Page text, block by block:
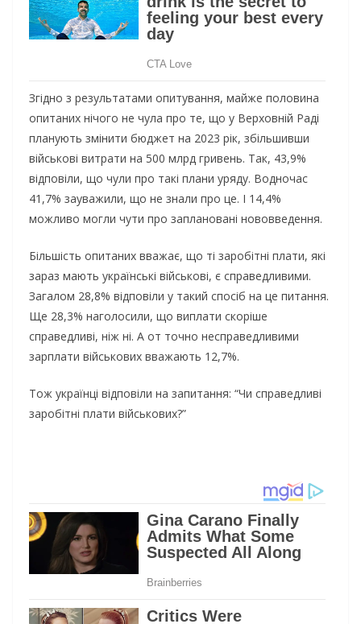
Згідно з результатами опитування, майже половина
опитаних нічого не чула про те, що у Верховній Раді
планують змінити бюджет на 2023 рік, збільшивши
військові витрати на 500 млрд гривень. Так, 43,9%
відповіли, що чули про такі плани уряду. Водночас
41,7% зауважили, що не знали про це. І 14,4%
можливо могли чути про заплановані нововведення.
Більшість опитаних вважає, що ті заробітні плати, які
зараз мають українські військові, є справедливими.
Загалом 28,8% відповіли у такий спосіб на це питання.
Ще 28,3% наголосили, що виплати скоріше
справедливі, ніж ні. А от точно несправедливими
зарплати військових вважають 12,7%.
Тож українці відповіли на запитання: “Чи справедливі
заробітні плати військових?”